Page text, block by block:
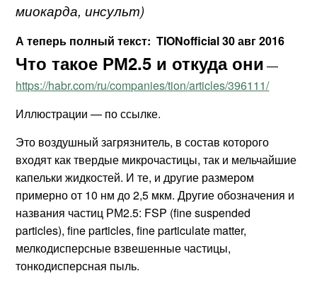
миокарда, инсульт)
А теперь полный текст: TIONofficial30 авг 2016
Что такое РМ2.5 и откуда они —
https://habr.com/ru/companies/tion/articles/396111/
Иллюстрации — по ссылке.
Это воздушный загрязнитель, в состав которого
входят как твердые микрочастицы, так и мельчайшие
капельки жидкостей. И те, и другие размером
примерно от 10 нм до 2,5 мкм. Другие обозначения и
названия частиц РМ2.5: FSP (fine suspended
particles), fine particles, fine particulate matter,
мелкодисперсные взвешенные частицы,
тонкодисперсная пыль.